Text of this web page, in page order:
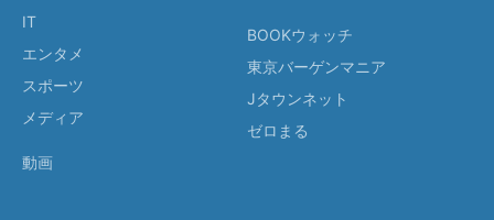
IT
エンタメ
スポーツ
メディア
動画
BOOKウォッチ
東京バーゲンマニア
Jタウンネット
ゼロまる